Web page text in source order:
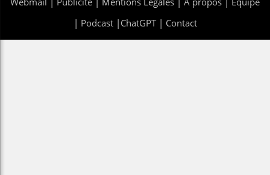
| Podcast| ChatGPT| Contact